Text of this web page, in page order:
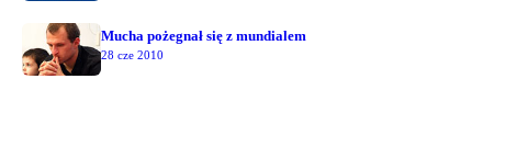
Mucha pożegnał się z mundialem
28 cze 2010